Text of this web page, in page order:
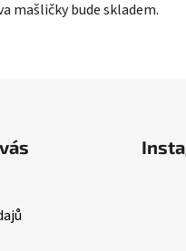
mašličky bude skladem.